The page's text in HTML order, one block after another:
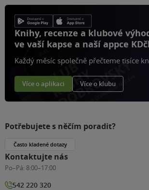
Knihy, recenze a klubové
ve vaší kapse a naší appce
Každý měsíc společně přečteme tisíce
Více o aplikaci Více o klubu
Potřebujete s něčím poradit?
Často kladené dotazy
Kontaktujte nás
Po–Pá: 8:00–17:00
542 220 320